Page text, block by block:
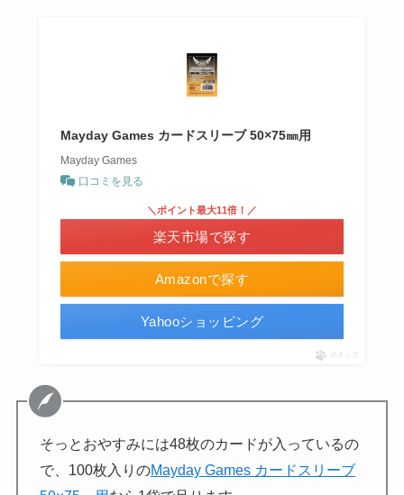
Mayday Games カードスリーブ 50×75㎜用
Mayday Games
口コミを見る
Amazonで探す
＼ポイント最大11倍！／
楽天市場で探す
Yahooショッピング
ポチップ
そっとおやすみには48枚のカードが入っているの
で、100枚入りのMayday Games カードスリーブ